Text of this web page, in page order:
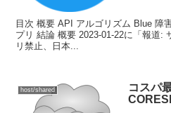
目次 概要 API アルゴリズム Blue 障
プリ 結論 概要 2023-01-22に「報道:
リ禁止、日本...
host/shared
コスパ